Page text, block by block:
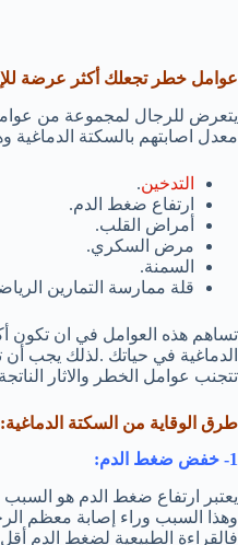
عوامل خطر تجعلك أكثر عرضة
يتعرض للرجال لمجموعة من
معدل اصابتهم بالسكتة الدماغية
التدخين.
ارتفاع ضغط الدم.
أمراض القلب.
مرض السكري.
السمنة.
قلة ممارسة التمارين
تساهم هذه العوامل في ان تكون
الدماغية في حياتك .لذلك يجب
تتجنب عوامل الخطر والاثار
طرق الوقاية من السكتة الدماغية:
1- خفض ضغط الدم:
يعتبر ارتفاع ضغط الدم هو السبب
وهذا السبب وراء إصابة معظم